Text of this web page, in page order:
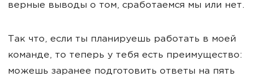
верные выводы о том, сработаемся мы или нет.
Так что, если ты планируешь работать в моей
команде, то теперь у тебя есть преимущество:
можешь заранее подготовить ответы на пять